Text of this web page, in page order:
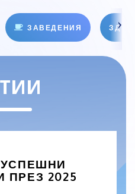
ЗАВЕДЕНИЯ
2025